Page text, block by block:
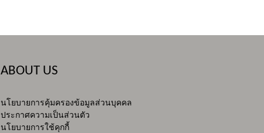
ABOUT US
นโยบายการคุ้มครองข้อมูลส่วนบุคคล
ประกาศความเป็นส่วนตัว
นโยบายการใช้คุกกี้